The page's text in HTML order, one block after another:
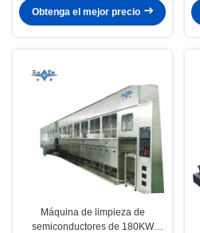
componentes semiconductores
Obtenga el mejor precio
Máquina de limpieza de
semiconductores de 180KW